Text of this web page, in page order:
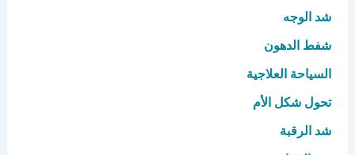
شد الوجه
شفط الدهون
السياحة العلاجية
تحول شكل الأم
شد الرقبة